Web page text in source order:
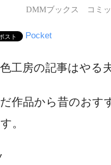
DMMブックス コミ
Pocket
工房の記事はやる
作品から昔のおす
。